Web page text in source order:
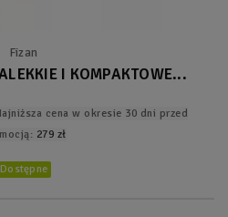
Fizan
I KOMPAKTOWE...
cena w okresie 30 dni przed
279 zł
Dostępne